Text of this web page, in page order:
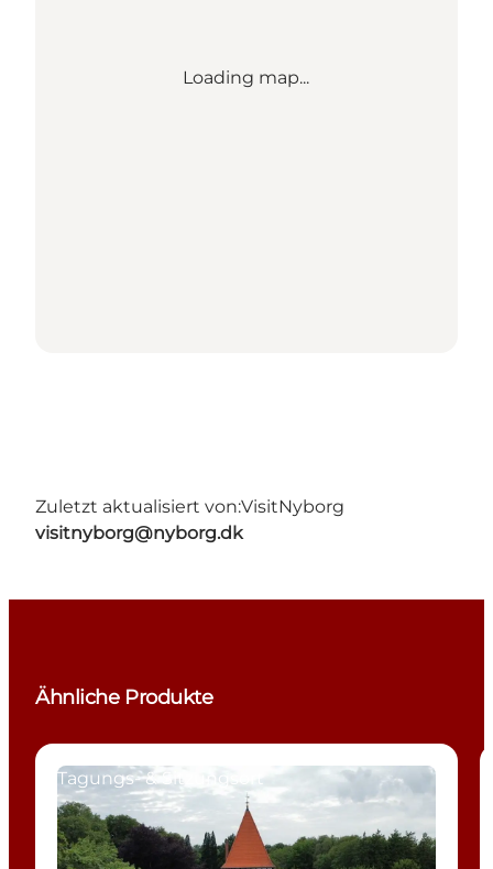
Loading map...
Zuletzt aktualisiert von:VisitNyborg
visitnyborg@nyborg.dk
Ähnliche Produkte
Tagungs- & Sitzungsort